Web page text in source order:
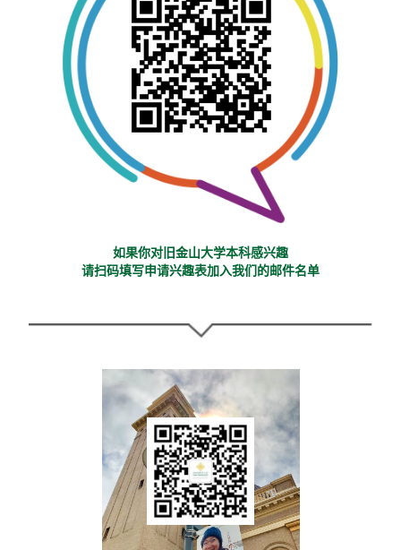
如果你对旧金山大学本科感兴趣
请扫码填写申请兴趣表加入我们的邮件名单